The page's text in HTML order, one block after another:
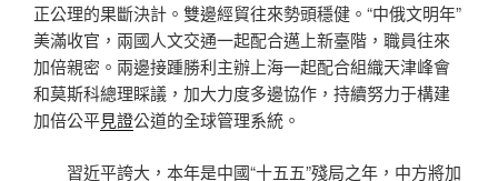
正公理的果斷決計。雙邊經貿往來勢頭穩健。“中俄文明年”
美滿收官，兩國人文交通一起配合邁上新臺階，職員往來
加倍親密。兩邊接踵勝利主辦上海一起配合組織天津峰會
和莫斯科總理睬議，加大力度多邊協作，持續努力于構建
加倍公平見證公道的全球管理系統。
習近平誇大，本年是中國“十五五”殘局之年，中方將加